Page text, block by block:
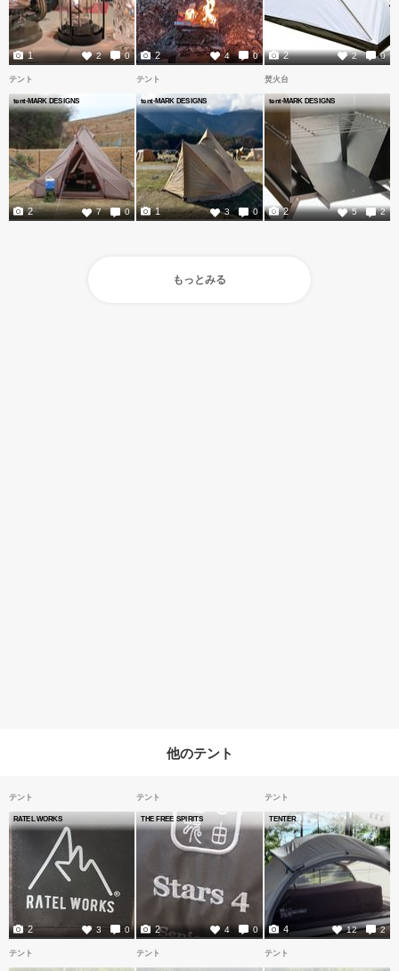
2 0
1 4 0
2 2 0
2
テント
tent-MARK DESIGNS
7 0
2
テント
tent-MARK DESIGNS
3 0
1
焚火台
tent-MARK DESIGNS
5 2
2
もっとみる
他のテント
テント
RATEL WORKS
3 0
2
テント
THE FREE SPIRITS
4 0
2
テント
TENTER
12 2
4
テント テント テント